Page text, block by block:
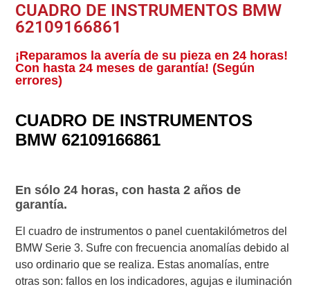
CUADRO DE INSTRUMENTOS BMW
62109166861
¡Reparamos la avería de su pieza en 24 horas!
Con hasta 24 meses de garantía! (Según
errores)
CUADRO DE INSTRUMENTOS
BMW 62109166861
En sólo 24 horas, con hasta 2 años de
garantía.
El cuadro de instrumentos o panel cuentakilómetros del
BMW Serie 3. Sufre con frecuencia anomalías debido al
uso ordinario que se realiza. Estas anomalías, entre
otras son: fallos en los indicadores, agujas e iluminación